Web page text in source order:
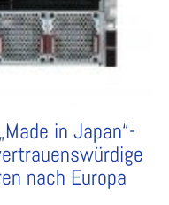
in Japan“-
nach Europa